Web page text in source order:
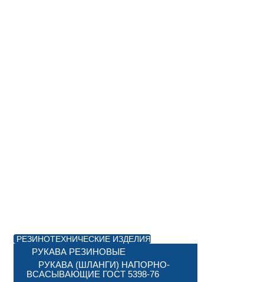
РЕЗИНОТЕХНИЧЕСКИЕ ИЗДЕЛИЯ
РУКАВА РЕЗИНОВЫЕ
РУКАВА (ШЛАНГИ) НАПОРНО-
ВСАСЫВАЮЩИЕ ГОСТ 5398-76